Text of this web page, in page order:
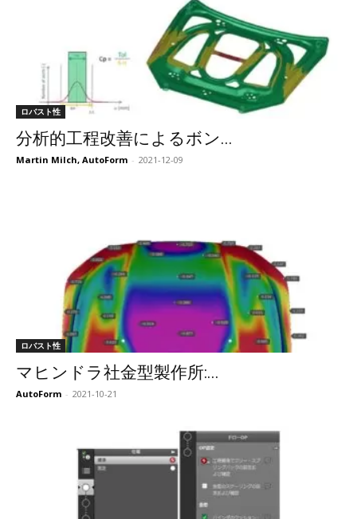
ロバスト性
分析的工程改善によるボン...
Martin Milch, AutoForm - 2021-12-09
ロバスト性
マヒンドラ社金型製作所:...
AutoForm - 2021-10-21